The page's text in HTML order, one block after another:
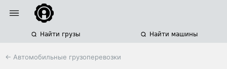
Найти грузы Найти машины
← Автомобильные грузоперевозки